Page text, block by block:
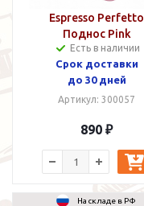
Espresso Perfetto
Поднос Pink
Есть в наличии
Срок доставки
до 30 дней
Артикул: 300057
890 ₽
На складе в РФ